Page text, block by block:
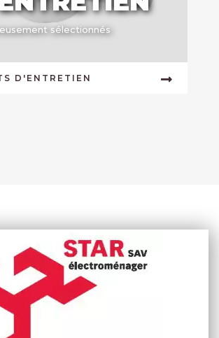
sélectionnés
D'ENTRETIEN